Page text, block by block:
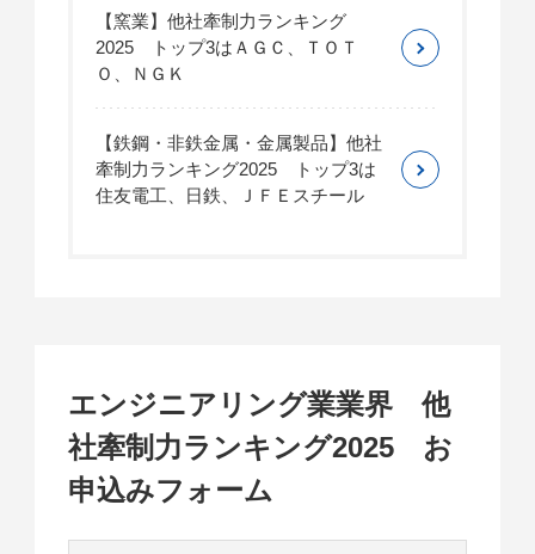
【窯業】他社牽制力ランキング
2025 トップ3はＡＧＣ、ＴＯＴ
Ｏ、ＮＧＫ
【鉄鋼・非鉄金属・金属製品】他社
牽制力ランキング2025 トップ3は
住友電工、日鉄、ＪＦＥスチール
エンジニアリング業業界 他
社牽制力ランキング2025 お
申込みフォーム